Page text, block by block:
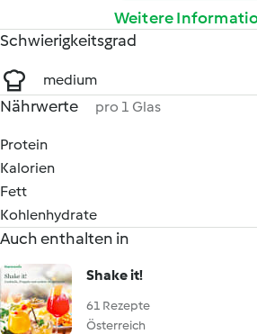
Weitere
Schwierigkeitsgrad
medium
Nährwerte pro 1 Glas
Protein
Kalorien
Fett
Kohlenhydrate
Auch enthalten in
Shake it!
61 Rezepte
Österreich